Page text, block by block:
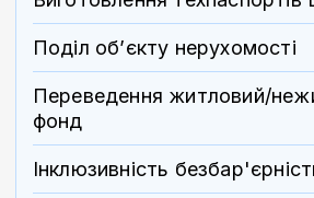
Поділ об’єкту нерухомості
Переведення житловий/
фонд
Інклюзивність